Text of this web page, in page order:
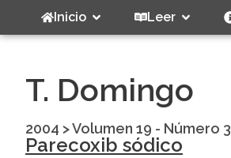
Inicio Leer
T. Domingo
2004 >Volumen 19 - Número 3
Parecoxib sódico